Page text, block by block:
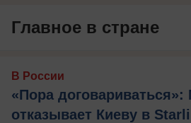
Главное в стране
В России
«Пора договариваться»:
отказывает Киеву в